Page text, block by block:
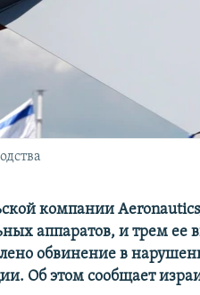
компании
аппаратов, и трем
обвинение в
Об этом сообщает